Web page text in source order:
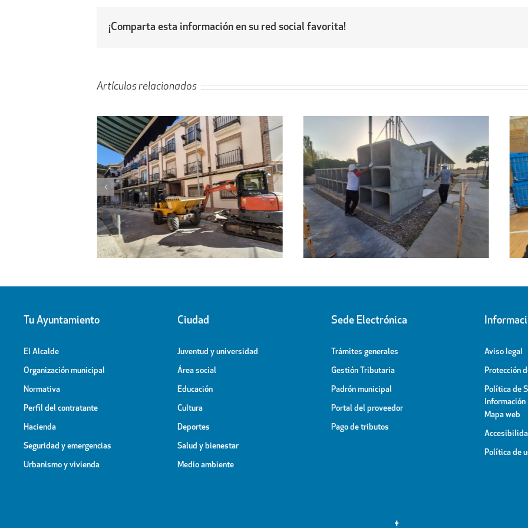
¡Comparta esta información en su red social favorita!
Artículos relacionados
Obras de ampliación del
Cementerio-Tanatorio Municipal
Regresa a sus hogares el centenar
de personas acogidas en el
Pabellón Cubierto
Tu Ayuntamiento
El Alcalde
Organización municipal
Normativa
Perfil del contratante
Hacienda
Seguridad y emergencias
Urbanismo y vivienda
Ciudad
Juventud y universidad
Área social
Educación
Cultura
Deportes
Salud y bienestar
Medio ambiente
Sede Electrónica
Trámites generales
Gestión Tributaria
Padrón municipal
Portal del proveedor
Pago de tributos
Aviso legal
Protección
Política de
Información
Mapa web
Política de